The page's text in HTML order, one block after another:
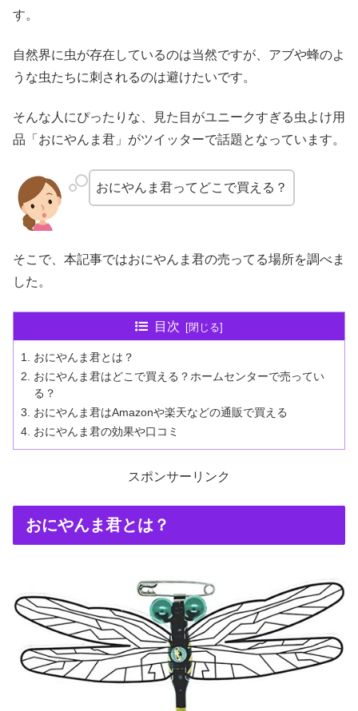
す。
自然界に虫が存在しているのは当然ですが、アブや蜂のよ
うな虫たちに刺されるのは避けたいです。
そんな人にぴったりな、見た目がユニークすぎる虫よけ用
品「おにやんま君」がツイッターで話題となっています。
おにやんま君ってどこで買える？
そこで、本記事ではおにやんま君の売ってる場所を調べま
した。
目次
おにやんま君とは？
おにやんま君はどこで買える？ホームセンターで売ってい
る？
おにやんま君はAmazonや楽天などの通販で買える
おにやんま君の効果や口コミ
スポンサーリンク
おにやんま君とは？